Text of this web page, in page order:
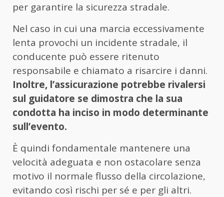
per garantire la sicurezza stradale.
Nel caso in cui una marcia eccessivamente
lenta provochi un incidente stradale, il
conducente può essere ritenuto
responsabile e chiamato a risarcire i danni.
Inoltre, l’assicurazione potrebbe rivalersi
sul guidatore se dimostra che la sua
condotta ha inciso in modo determinante
sull’evento.
È quindi fondamentale mantenere una
velocità adeguata e non ostacolare senza
motivo il normale flusso della circolazione,
evitando così rischi per sé e per gli altri.